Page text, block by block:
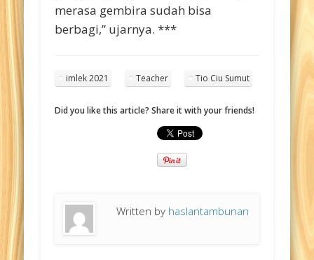
merasa gembira sudah bisa
berbagi,” ujarnya. ***
imlek 2021 Teacher Tio Ciu Sumut
Did you like this article? Share it with your friends!
Written by haslantambunan